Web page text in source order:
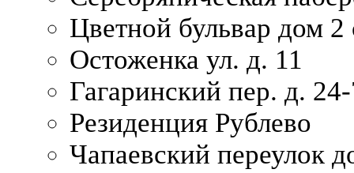
Цветной бульвар дом 2
Остоженка ул. д. 11
Гагаринский пер. д.
Резиденция Рублево
Чапаевский переулок